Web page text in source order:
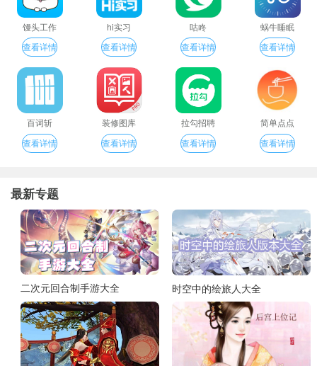
馒头工作
查看详情
hi实习
查看详情
咕咚
查看详情
蜗牛睡眠
查看详情
百词斩
查看详情
装修图库
查看详情
拉勾招聘
查看详情
简单点点
查看详情
最新专题
二次元回合制手游大全 时空中的绘旅人大全